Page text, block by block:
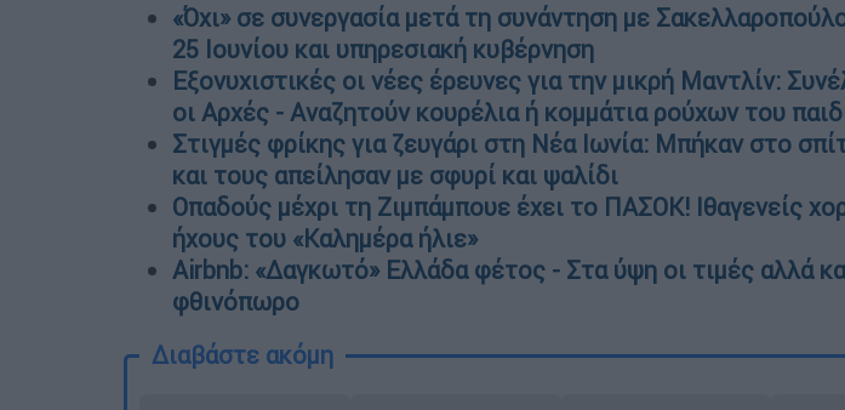
«Όχι» σε συνεργασία μετά τη συνάντηση με
25 Ιουνίου και υπηρεσιακή κυβέρνηση
Εξονυχιστικές οι νέες έρευνες για την μικρή Μαντλίν:
οι Αρχές - Αναζητούν κουρέλια ή κομμάτια ρούχων του
Στιγμές φρίκης για ζευγάρι στη Νέα Ιωνία: Μπήκαν στο
και τους απείλησαν με σφυρί και ψαλίδι
Οπαδούς μέχρι τη Ζιμπάμπουε έχει το ΠΑΣΟΚ! Ιθαγενείς
ήχους του «Καλημέρα ήλιε»
Airbnb: «Δαγκωτό» Ελλάδα φέτος - Στα ύψη οι τιμές αλλά
φθινόπωρο
Διαβάστε ακόμη